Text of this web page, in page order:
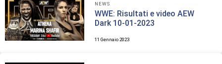
NEWS
WWE: Risultati e video AEW
Dark 10-01-2023
11 Gennaio 2023